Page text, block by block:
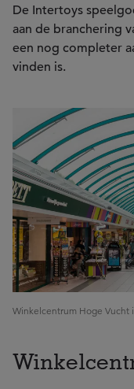
De Intertoys
aan de branchering
een nog completer
vinden is.
Winkelcentrum Hoge Vucht